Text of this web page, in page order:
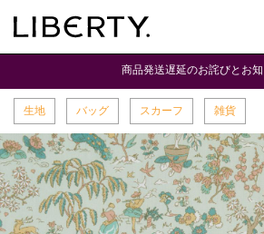
商品発送遅延のお詫びとお
生地 バッグ スカーフ 雑貨